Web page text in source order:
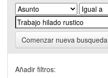
Comenzar nueva busqueda
Añadir filtros: